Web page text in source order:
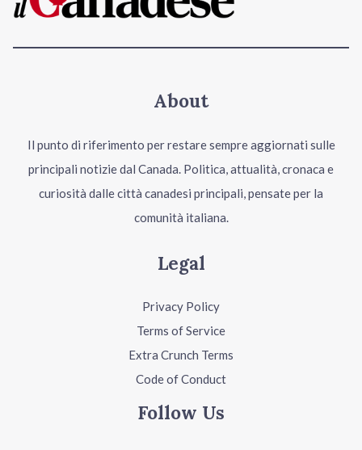
About
Il punto di riferimento per restare sempre aggiornati sulle
principali notizie dal Canada. Politica, attualità, cronaca e
curiosità dalle città canadesi principali, pensate per la
comunità italiana.
Legal
Privacy Policy
Terms of Service
Extra Crunch Terms
Code of Conduct
Follow Us